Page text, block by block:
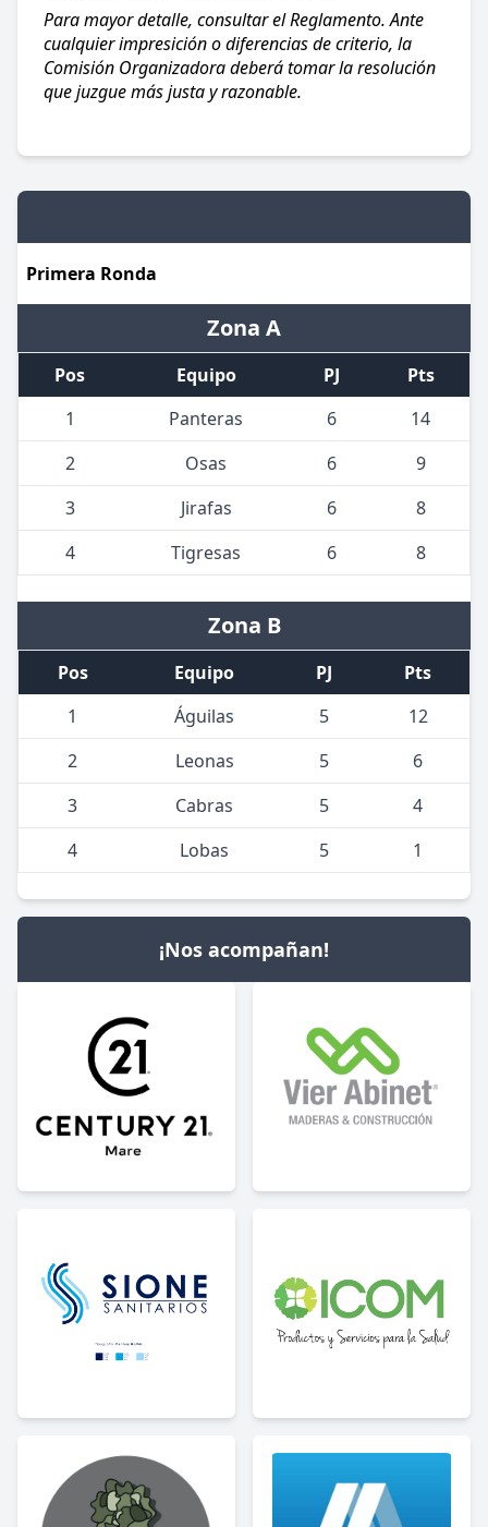
Para mayor detalle, consultar el Reglamento. Ante
cualquier impresición o diferencias de criterio, la
Comisión Organizadora deberá tomar la resolución
que juzgue más justa y razonable.
Primera Ronda
Zona A
Pos Equipo PJ
Pts
1
Panteras 6
14
2
Osas 6
9
3
Jirafas 6
8
4
Tigresas 6 8
Zona B
Pos Equipo PJ
Pts
1
Águilas 5
12
2
Leonas 5
6
3
Cabras 5
4
4
Lobas 5 1
¡Nos acompañan!